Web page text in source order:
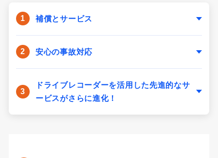
補償とサービス
安心の事故対応
ドライブレコーダーを活用した先進的なサ
ービスがさらに進化！